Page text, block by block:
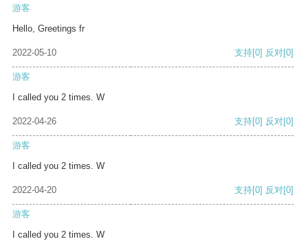
游客
Hello, Greetings fr
2022-05-10 支持[0] 反对[0]
游客
I called you 2 times. W
2022-04-26 支持[0] 反对[0]
游客
I called you 2 times. W
2022-04-20 支持[0] 反对[0]
游客
I called you 2 times. W